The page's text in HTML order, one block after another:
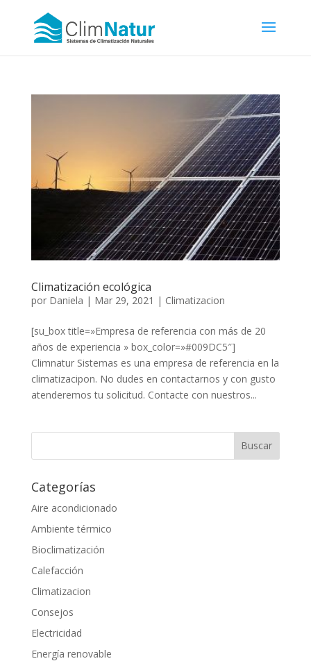
Climatización ecológica
por Daniela | Mar 29, 2021 | Climatizacion
[su_box title=»Empresa de referencia con más de 20
años de experiencia » box_color=»#009DC5″]
Climnatur Sistemas es una empresa de referencia en la
climatizacipon. No dudes en contactarnos y con gusto
atenderemos tu solicitud. Contacte con nuestros...
Categorías
Aire acondicionado
Ambiente térmico
Bioclimatización
Calefacción
Climatizacion
Consejos
Electricidad
Energía renovable